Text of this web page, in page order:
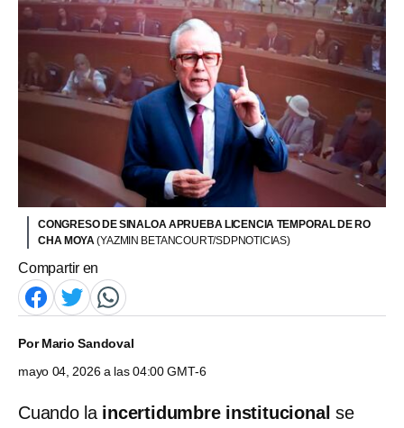
CONGRESO DE SINALOA APRUEBA LICENCIA TEMPORAL DE RO
CHA MOYA(YAZMIN BETANCOURT/SDPNOTICIAS)
Compartir en
PorMario Sandoval
mayo 04, 2026 a las 04:00 GMT-6
Cuando la incertidumbre institucional se